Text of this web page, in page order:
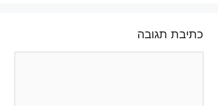
כתיבת תגובה